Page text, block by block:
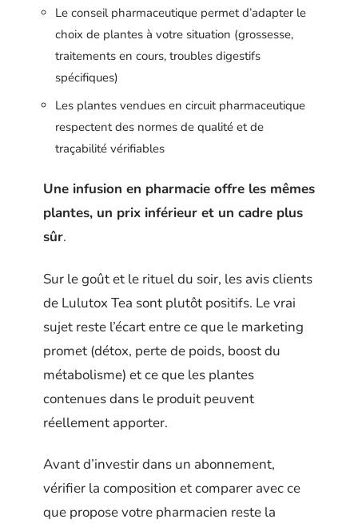
Le conseil pharmaceutique permet d’adapter le
choix de plantes à votre situation (grossesse,
traitements en cours, troubles digestifs
spécifiques)
Les plantes vendues en circuit pharmaceutique
respectent des normes de qualité et de
traçabilité vérifiables
Une infusion en pharmacie offre les mêmes
plantes, un prix inférieur et un cadre plus
sûr.
Sur le goût et le rituel du soir, les avis clients
de Lulutox Tea sont plutôt positifs. Le vrai
sujet reste l’écart entre ce que le marketing
promet (détox, perte de poids, boost du
métabolisme) et ce que les plantes
contenues dans le produit peuvent
réellement apporter.
Avant d’investir dans un abonnement,
vérifier la composition et comparer avec ce
que propose votre pharmacien reste la